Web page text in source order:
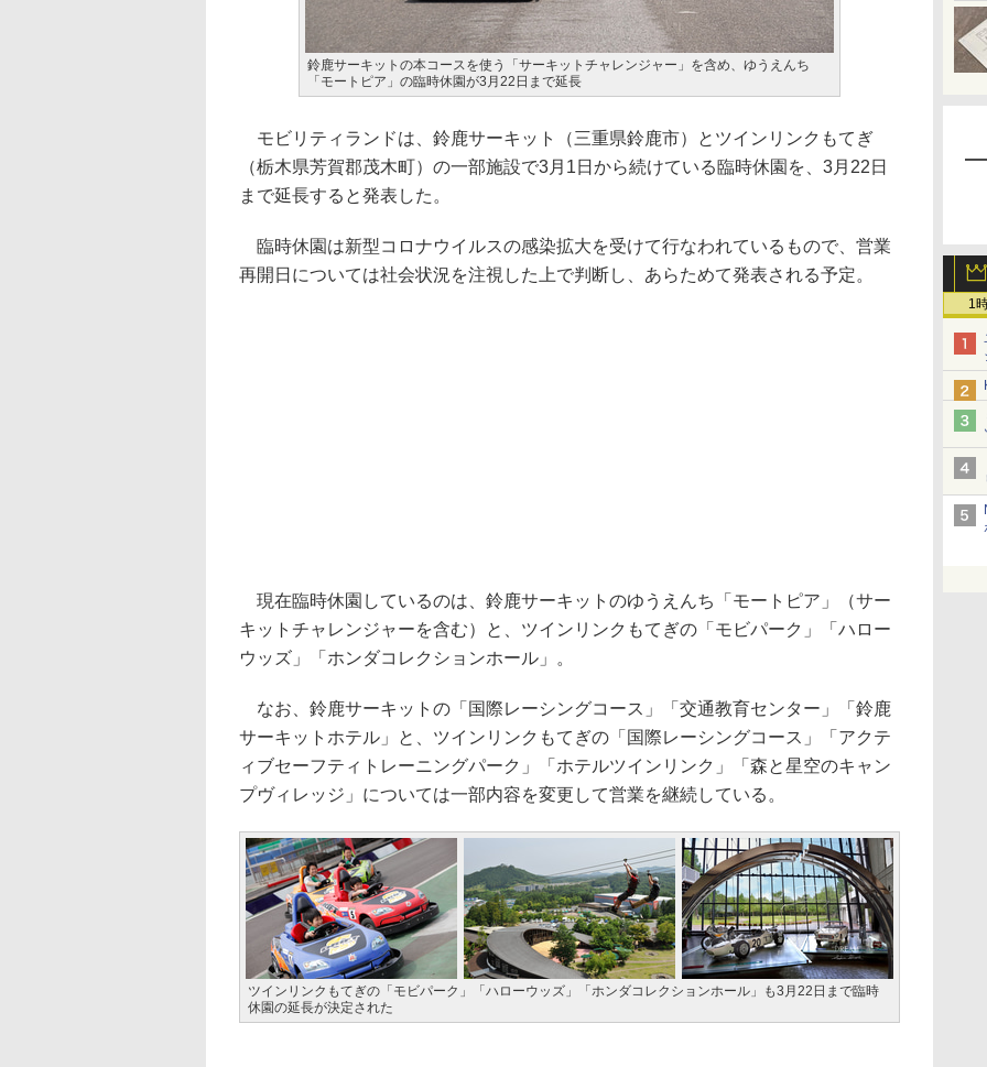
1
鈴鹿サーキットの本コースを使う「サーキットチャレンジャー」を含め、ゆうえんち
「モートピア」の臨時休園が3月22日まで延長
モビリティランドは、鈴鹿サーキット（三重県鈴鹿市）とツインリンクもてぎ
（栃木県芳賀郡茂木町）の一部施設で3月1日から続けている臨時休園を、3月22日
まで延長すると発表した。
臨時休園は新型コロナウイルスの感染拡大を受けて行なわれているもので、営業
再開日については社会状況を注視した上で判断し、あらためて発表される予定。
現在臨時休園しているのは、鈴鹿サーキットのゆうえんち「モートピア」（サー
キットチャレンジャーを含む）と、ツインリンクもてぎの「モビパーク」「ハロー
ウッズ」「ホンダコレクションホール」。
なお、鈴鹿サーキットの「国際レーシングコース」「交通教育センター」「鈴鹿
サーキットホテル」と、ツインリンクもてぎの「国際レーシングコース」「アクテ
ィブセーフティトレーニングパーク」「ホテルツインリンク」「森と星空のキャン
プヴィレッジ」については一部内容を変更して営業を継続している。
ツインリンクもてぎの「モビパーク」「ハローウッズ」「ホンダコレクションホール」も3月22日まで臨時
休園の延長が決定された